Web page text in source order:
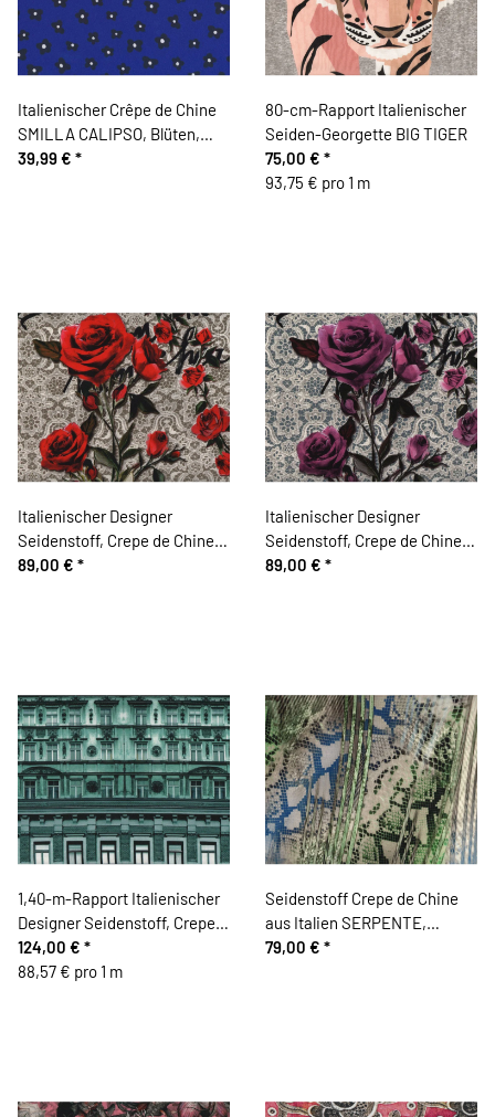
Italienischer Crêpe de Chine
SMILLA CALIPSO, Blüten,
lilablau
39,99 € *
80-cm-Rapport Italienischer
Seiden-Georgette BIG TIGER
75,00 € *
93,75 € pro 1 m
Italienischer Designer
Seidenstoff, Crepe de Chine
MON CHER, Rosen auf Spitze,
89,00 € *
Italienischer Designer
Seidenstoff, Crepe de Chine
MON CHER, Rosen auf Spitze,
89,00 € *
1,40-m-Rapport Italienischer
Designer Seidenstoff, Crepe
de Chine PALAZZO, Häuser-
Fassaden, dunkles türkisgrün
124,00 € *
88,57 € pro 1 m
Seidenstoff Crepe de Chine
aus Italien SERPENTE,
Schlangenhaut-Muster, grün-
79,00 € *